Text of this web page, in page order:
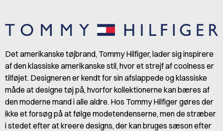
Det amerikanske tøjbrand, Tommy Hilfiger, lader sig inspirere
af den klassiske amerikanske stil, hvor et strejf af coolness er
tilføjet. Designeren er kendt for sin afslappede og klassiske
måde at designe tøj på, hvorfor kollektionerne kan bæres af
den moderne mand i alle aldre. Hos Tommy Hilfiger gøres der
ikke et forsøg på at følge modetendenserne, men de stræber
i stedet efter at kreere designs, der kan bruges sæson efter